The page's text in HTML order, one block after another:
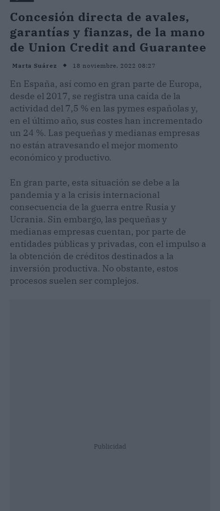
Concesión directa de avales,
garantías y fianzas, de la mano
de Union Credit and Guarantee
Marta Suárez 18 noviembre, 2022 08:27
En España, así como en gran parte de Europa,
desde el 2017, se registra una caída de la
actividad del 7,5 % en las pymes españolas y,
en el último año, sus costes han incrementado
un 24 %. Las pequeñas y medianas empresas
no están atravesando el mejor momento
económico y productivo.
En gran parte, esta situación se debe a la
pandemia y a la crisis internacional
consecuencia de la guerra entre Rusia y
Ucrania. Sin embargo, las pequeñas y
medianas empresas cuentan, por parte de
entidades públicas y privadas, con el impulso a
la obtención de créditos destinados a la
inversión productiva. No obstante, estos
procesos suelen ser complejos.
Publicidad